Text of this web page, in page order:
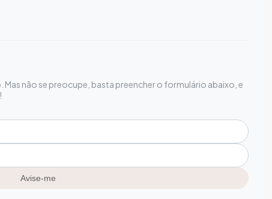
não se preocupe, basta preencher o formulário abaixo, e
Avise-me